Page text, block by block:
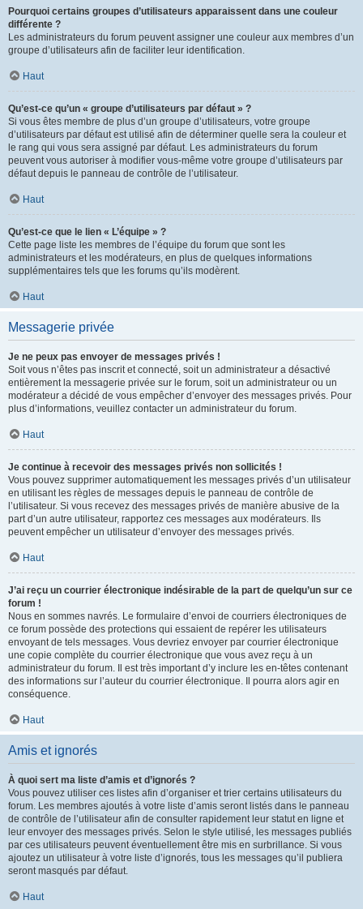
Pourquoi certains groupes d’utilisateurs apparaissent dans une couleur
différente ?
Les administrateurs du forum peuvent assigner une couleur aux membres d’un
groupe d’utilisateurs afin de faciliter leur identification.
Haut
Qu’est-ce qu’un « groupe d’utilisateurs par défaut » ?
Si vous êtes membre de plus d’un groupe d’utilisateurs, votre groupe
d’utilisateurs par défaut est utilisé afin de déterminer quelle sera la couleur et
le rang qui vous sera assigné par défaut. Les administrateurs du forum
peuvent vous autoriser à modifier vous-même votre groupe d’utilisateurs par
défaut depuis le panneau de contrôle de l’utilisateur.
Haut
Qu’est-ce que le lien « L’équipe » ?
Cette page liste les membres de l’équipe du forum que sont les
administrateurs et les modérateurs, en plus de quelques informations
supplémentaires tels que les forums qu’ils modèrent.
Haut
Messagerie privée
Je ne peux pas envoyer de messages privés !
Soit vous n’êtes pas inscrit et connecté, soit un administrateur a désactivé
entièrement la messagerie privée sur le forum, soit un administrateur ou un
modérateur a décidé de vous empêcher d’envoyer des messages privés. Pour
plus d’informations, veuillez contacter un administrateur du forum.
Haut
Je continue à recevoir des messages privés non sollicités !
Vous pouvez supprimer automatiquement les messages privés d’un utilisateur
en utilisant les règles de messages depuis le panneau de contrôle de
l’utilisateur. Si vous recevez des messages privés de manière abusive de la
part d’un autre utilisateur, rapportez ces messages aux modérateurs. Ils
peuvent empêcher un utilisateur d’envoyer des messages privés.
Haut
J’ai reçu un courrier électronique indésirable de la part de quelqu’un sur ce
forum !
Nous en sommes navrés. Le formulaire d’envoi de courriers électroniques de
ce forum possède des protections qui essaient de repérer les utilisateurs
envoyant de tels messages. Vous devriez envoyer par courrier électronique
une copie complète du courrier électronique que vous avez reçu à un
administrateur du forum. Il est très important d’y inclure les en-têtes contenant
des informations sur l’auteur du courrier électronique. Il pourra alors agir en
conséquence.
Haut
Amis et ignorés
À quoi sert ma liste d’amis et d’ignorés ?
Vous pouvez utiliser ces listes afin d’organiser et trier certains utilisateurs du
forum. Les membres ajoutés à votre liste d’amis seront listés dans le panneau
de contrôle de l’utilisateur afin de consulter rapidement leur statut en ligne et
leur envoyer des messages privés. Selon le style utilisé, les messages publiés
par ces utilisateurs peuvent éventuellement être mis en surbrillance. Si vous
ajoutez un utilisateur à votre liste d’ignorés, tous les messages qu’il publiera
seront masqués par défaut.
Haut